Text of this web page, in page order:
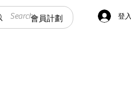
登
會員計劃